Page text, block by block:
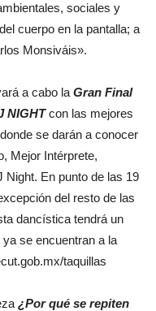
sociales y
cuerpo en la pantalla; a
Monsiváis».
a cabo la Gran Final
NIGHTcon las mejores
se darán a conocer
Mejor Intérprete,
En punto de las 19
del resto de las
dancística tendrá un
se encuentran a la
taquillas
¿Por qué se repiten